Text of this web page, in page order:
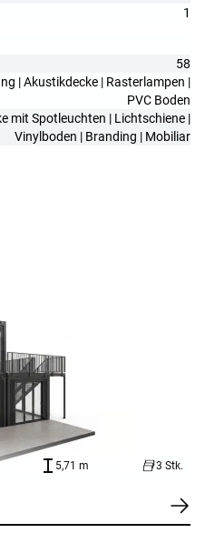
1
58
| Akustikdecke | Rasterlampen |
PVC Boden
mit Spotleuchten | Lichtschiene |
Vinylboden | Branding | Mobiliar
5,71 m 3 Stk.